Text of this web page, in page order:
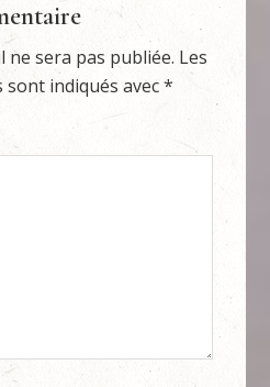
ne sera pas publiée. Les
sont indiqués avec*